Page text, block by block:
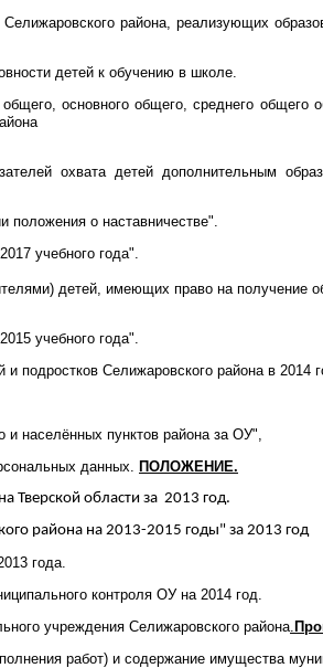
района, реализующих
детей к обучению в школе.
основного общего, среднего
охвата детей дополнительным
положения о наставничестве".
учебного года".
детей, имеющих право на получение
учебного года".
подростков Селижаровского района в 2014
и населённых пунктов района за ОУ",
данных. ПОЛОЖЕНИЕ.
Тверской области за 2013 год.
района на 2013-2015 годы" за 2013 год
года.
контроля ОУ на 2014 год.
учреждения Селижаровского района.
работ) и содержание имущества